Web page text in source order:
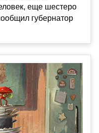
еще шестеро
губернатор